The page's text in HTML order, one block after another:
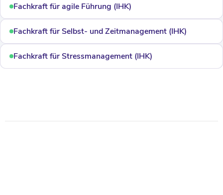
Fachkraft für agile Führung (IHK)
Fachkraft für Selbst- und Zeitmanagement (IHK)
Fachkraft für Stressmanagement (IHK)